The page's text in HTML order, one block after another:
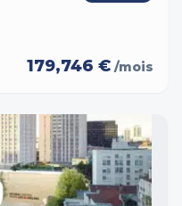
179,746 € /mois